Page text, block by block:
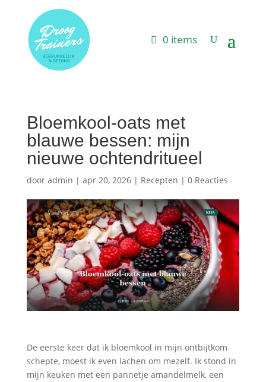
0 items
Bloemkool-oats met
blauwe bessen: mijn
nieuwe ochtendritueel
door admin | apr 20, 2026| Recepten | 0 Reacties
De eerste keer dat ik bloemkool in mijn ontbijtkom
schepte, moest ik even lachen om mezelf. Ik stond in
mijn keuken met een pannetje amandelmelk, een